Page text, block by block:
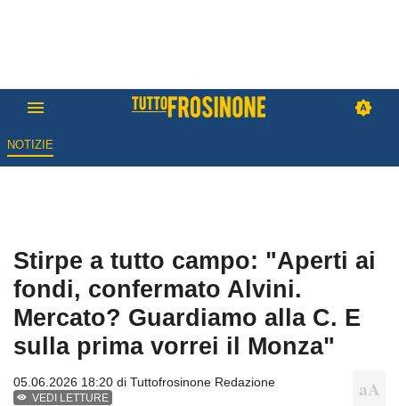
NOTIZIE
Stirpe a tutto campo: "Aperti ai
fondi, confermato Alvini.
Mercato? Guardiamo alla C. E
sulla prima vorrei il Monza"
05.06.2026 18:20 di Tuttofrosinone Redazione
VEDI LETTURE